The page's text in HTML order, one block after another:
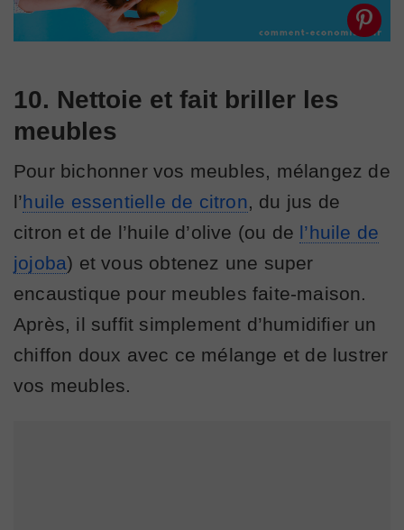
10. Nettoie et fait briller les
meubles
Pour bichonner vos meubles, mélangez de
l’huile essentielle de citron, du jus de
citron et de l’huile d’olive (ou de l’huile de
jojoba) et vous obtenez une super
encaustique pour meubles faite-maison.
Après, il suffit simplement d’humidifier un
chiffon doux avec ce mélange et de lustrer
vos meubles.